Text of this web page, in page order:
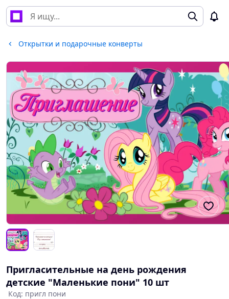
Открытки и подарочные конверты
Пригласительные на день рождения
детские "Маленькие пони" 10 шт
Код: пригл пони